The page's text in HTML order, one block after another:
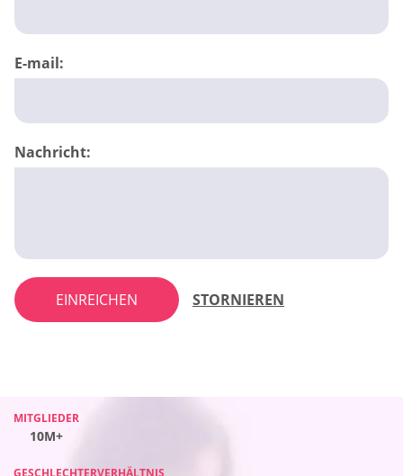
E-mail:
Nachricht:
EINREICHEN STORNIEREN
MITGLIEDER
10M+
GESCHLECHTERVERHÄLTNIS
MITGLIEDER
10M+
GESCHLECHTERVERHÄLTNIS
MITGLIEDER
10M+
GESCHLECHTERVERHÄLTNIS
MITGLIEDER
10M+
GESCHLECHTERVERHÄLTNIS